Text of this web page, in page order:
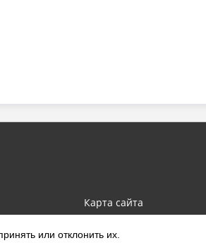
или отклонить их.
Карта сайта